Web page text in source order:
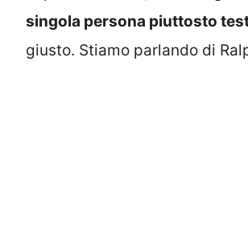
singola persona piuttosto
giusto. Stiamo parlando di